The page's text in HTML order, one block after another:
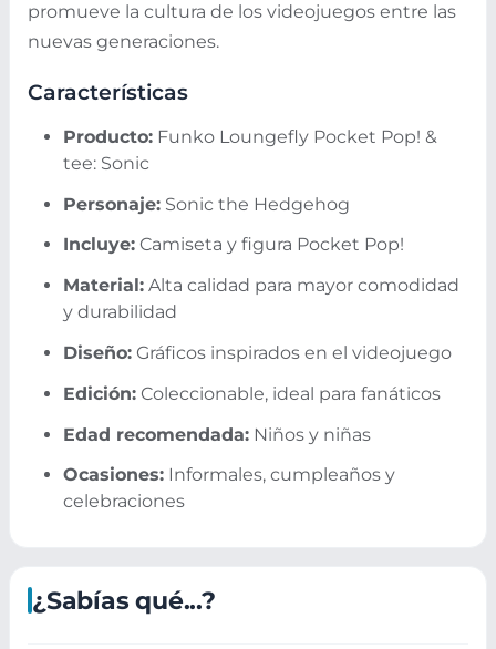
promueve la cultura de los videojuegos entre las
nuevas generaciones.
Características
Producto: Funko Loungefly Pocket Pop! &
tee: Sonic
Personaje: Sonic the Hedgehog
Incluye: Camiseta y figura Pocket Pop!
Material: Alta calidad para mayor comodidad
y durabilidad
Diseño: Gráficos inspirados en el videojuego
Edición: Coleccionable, ideal para fanáticos
Edad recomendada: Niños y niñas
Ocasiones: Informales, cumpleaños y
celebraciones
¿Sabías qué...?